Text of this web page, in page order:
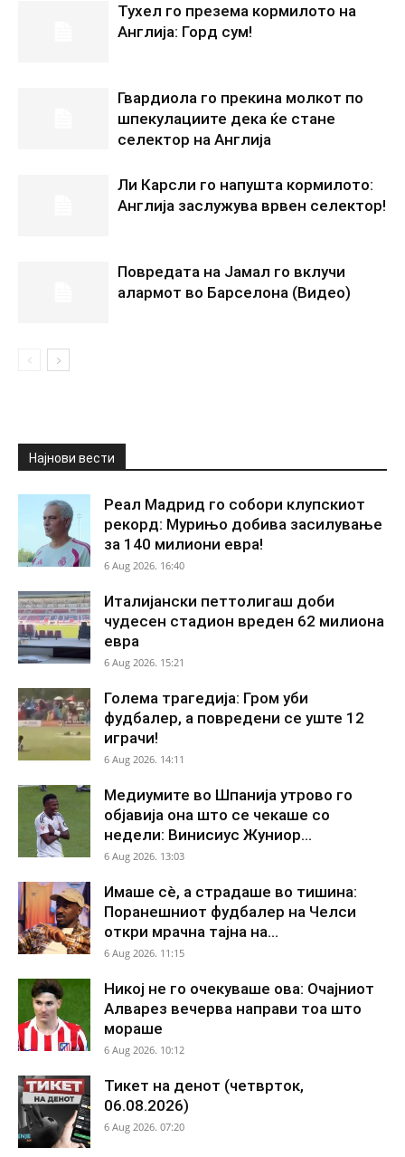
Тухел го презема кормилото на
Англија: Горд сум!
Гвардиола го прекина молкот по
шпекулациите дека ќе стане
селектор на Англија
Ли Карсли го напушта кормилото:
Англија заслужува врвен селектор!
Повредата на Јамал го вклучи
алармот во Барселона (Видео)
Најнови вести
Реал Мадрид го собори клупскиот
рекорд: Мурињо добива засилување
за 140 милиони евра!
6 Aug 2026. 16:40
Италијански петтолигаш доби
чудесен стадион вреден 62 милиона
евра
6 Aug 2026. 15:21
Голема трагедија: Гром уби
фудбалер, а повредени се уште 12
играчи!
6 Aug 2026. 14:11
Медиумите во Шпанија утрово го
објавија она што се чекаше со
недели: Винисиус Жуниор...
6 Aug 2026. 13:03
Имаше сè, а страдаше во тишина:
Поранешниот фудбалер на Челси
откри мрачна тајна на...
6 Aug 2026. 11:15
Никој не го очекуваше ова: Очајниот
Алварез вечерва направи тоа што
мораше
6 Aug 2026. 10:12
Тикет на денот (четврток,
06.08.2026)
6 Aug 2026. 07:20